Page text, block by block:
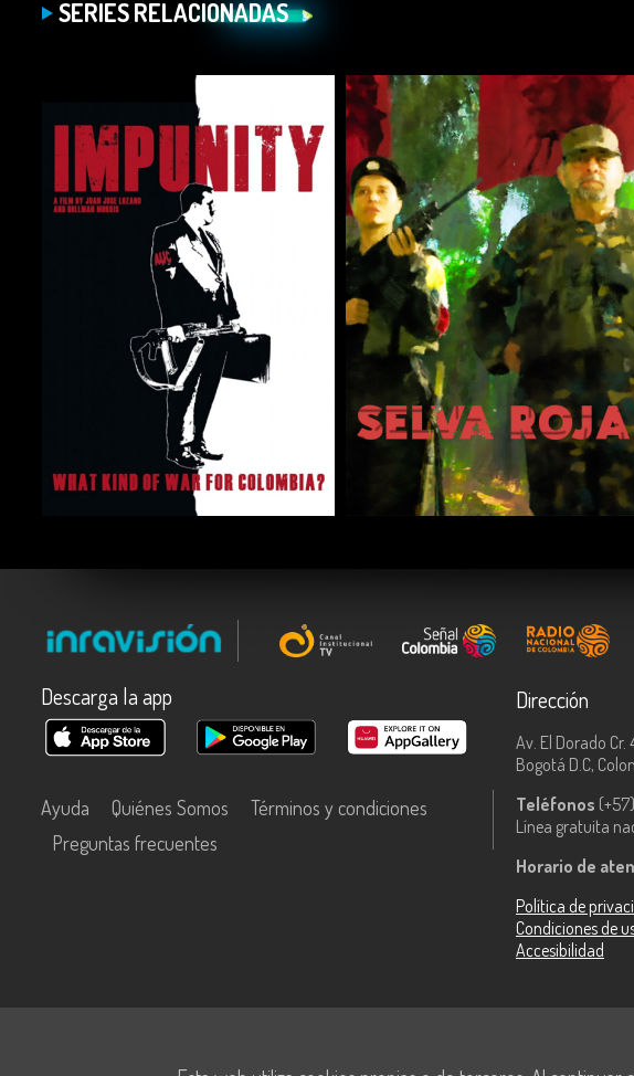
SERIES RELACIONADAS
COMPARTIR COMPARTIR
Descarga la app
Ayuda Quiénes Somos
Términos y condiciones
Preguntas frecuentes
Dirección
Av. El Dorado
Bogotá D.C,
Teléfonos
Línea gratuita
Horario de
Política de
Condiciones de
Accesibilidad